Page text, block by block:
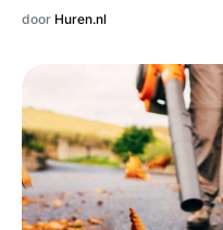
door Huren.nl